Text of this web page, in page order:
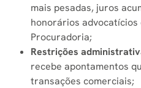
mais pesadas, juros
honorários
Procuradoria;
Restrições
recebe apontamentos
transações comerciais;